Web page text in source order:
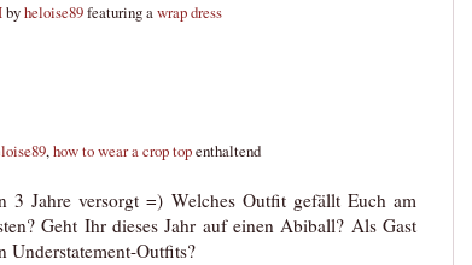
byheloise89featuring awrap dress
,how to wear a crop topenthaltend
Jahre versorgt =) Welches Outfit gefällt Euch am
Geht Ihr dieses Jahr auf einen Abiball? Als Gast
Understatement-Outfits?